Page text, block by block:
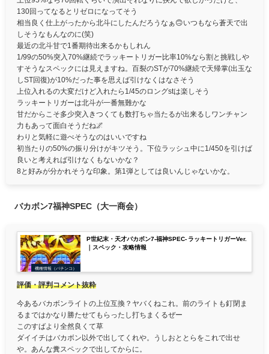
130回ってなるとリゼロになってそう
相当良く仕上がったから北斗にしたんだろうなぁ🙃いつもなら蒼天で出
しそうなもんなのに(笑)
最近の北斗甘で1番期待出来るかもしれん
1/99の50%突入70%継続でラッキートリガー比率10%なら割と挑戦しや
すそうなスペックには見えますね。百裂のSTが70%継続で天帰掌(出玉な
しST回復)が10%だった事を思えば引けなくはなさそう
上位入れるの大変だけど入れたら1/45のロングstは楽しそう
ラッキートリガーは北斗が一番無難かな
甘だからこそ多少突入きつくても数打ちゃ当たるが出来るしワンチャン
力もあって面白そうだね🌌
わりと気軽に遊べそうなのはいいですね
初当たりの50%の振り分けがキツそう。下位ラッシュ中に1/450を引けば
良いと考えれば引けなくもないかな？
8と好みが分かれそうな印象。第1弾としては良いんじゃないかな。
バカボン7福神SPEC（大一商会）
機種情報（パチンコ）
P世紀末・天才バカボン7-福神SPEC- ラッキートリガーVer.
｜スペック・攻略情報
評価・評判コメント抜粋
今あるバカボンライトの上位互換？ヤバくねこれ。前のライトも釘閉ま
るまではかなり勝たせてもらったし打ちまくるぜー
このすばより全然良くて草
ダイイチはバカボン以外で出してくれや。うしおととらをこれで出せ
や。あんな糞スペックで出してからに。